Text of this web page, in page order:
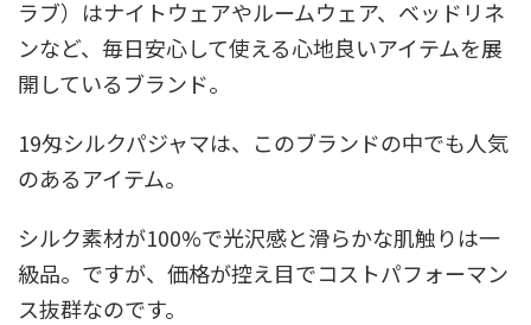
ラブ）はナイトウェアやルームウェア、ベッドリネ
ンなど、毎日安心して使える心地良いアイテムを展
開しているブランド。
19匁シルクパジャマは、このブランドの中でも人気
のあるアイテム。
シルク素材が100%で光沢感と滑らかな肌触りは一
級品。ですが、価格が控え目でコストパフォーマン
ス抜群なのです。